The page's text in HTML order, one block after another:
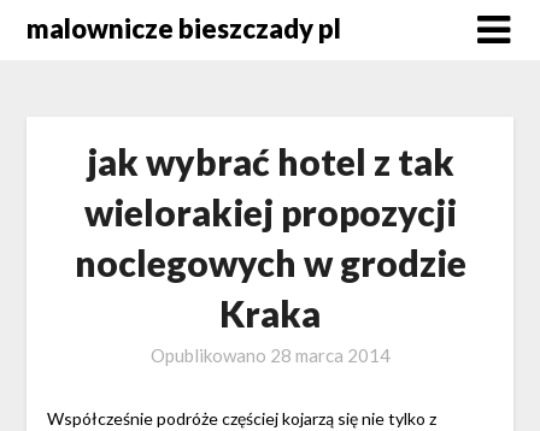
malownicze bieszczady pl
jak wybrać hotel z tak
wielorakiej propozycji
noclegowych w grodzie
Kraka
Opublikowano 28 marca 2014
Współcześnie podróże częściej kojarzą się nie tylko z